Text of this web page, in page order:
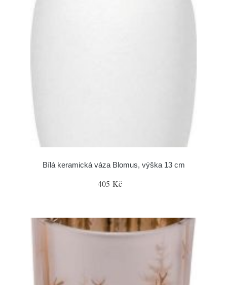
Bílá keramická váza Blomus, výška 13 cm
405 Kč